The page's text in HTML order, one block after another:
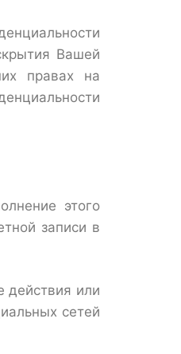
Вашей
правах на
этого
записи в
действия или
сетей